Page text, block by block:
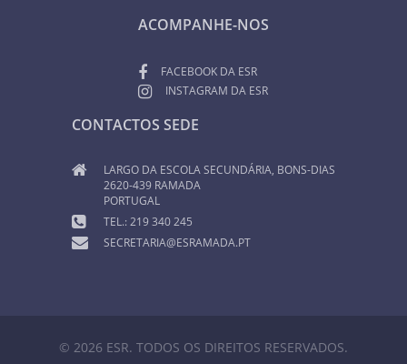
ACOMPANHE-NOS
FACEBOOK DA ESR
INSTAGRAM DA ESR
CONTACTOS SEDE
LARGO DA ESCOLA SECUNDÁRIA, BONS-DIAS
2620-439 RAMADA
PORTUGAL
TEL.: 219 340 245
SECRETARIA@ESRAMADA.PT
© 2026 ESR. TODOS OS DIREITOS RESERVADOS.